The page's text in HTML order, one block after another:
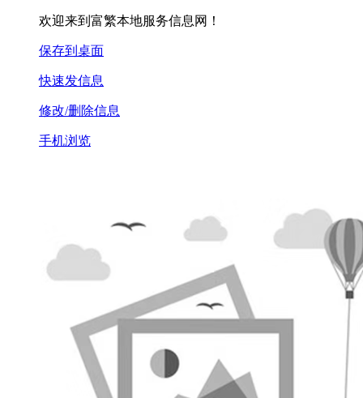
欢迎来到富繁本地服务信息网！
保存到桌面
快速发信息
修改/删除信息
手机浏览